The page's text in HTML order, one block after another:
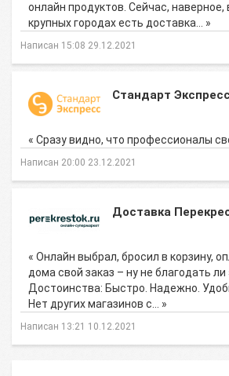
онлайн продуктов. Сейчас, наверное,
крупных городах есть доставка… »
Написан 15:08 29.12.2021
Стандарт Экспресс
« Сразу видно, что профессионалы
Написан 20:00 23.12.2021
Доставка
« Онлайн выбрал, бросил в корзину,
дома свой заказ – ну не благодать ли
Достоинства: Быстро. Надежно.
Нет других магазинов с… »
Написан 13:21 10.12.2021